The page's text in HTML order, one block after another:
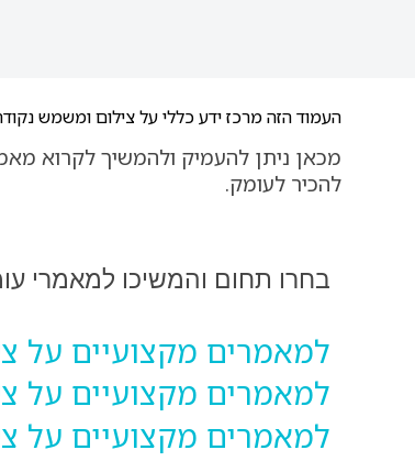
העמוד הזה מרכז ידע כללי על צילום ומשמש
מכאן ניתן להעמיק ולהמשיך לקרוא
להכיר לעומק.
בחרו תחום והמשיכו למאמרי
למאמרים מקצועיים על
למאמרים מקצועיים על
למאמרים מקצועיים על